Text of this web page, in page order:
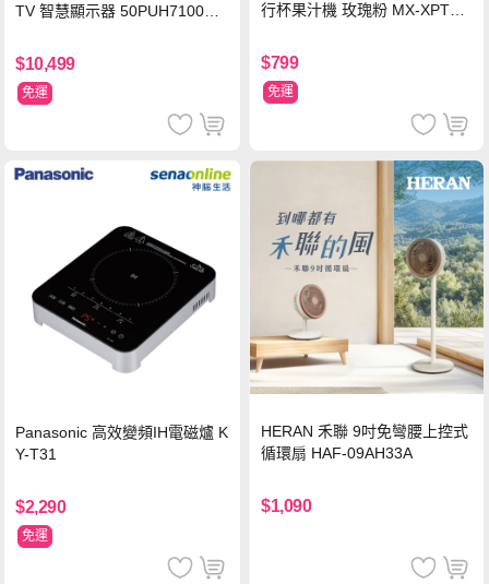
TV 智慧顯示器 50PUH7100
$10,499
免運
行杯果汁機 玫瑰粉 MX-XPT10
$799
免運
Panasonic 高效變頻IH電磁爐 K
Y-T31
$2,290
免運
HERAN 禾聯 9吋免彎腰上控式
循環扇 HAF-09AH33A
$1,090